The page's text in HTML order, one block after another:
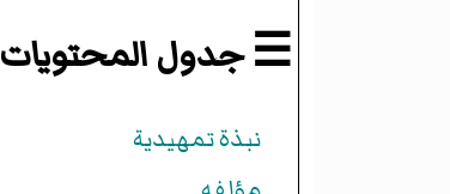
☰ جدول المحتويات
نبذة تمهيدية